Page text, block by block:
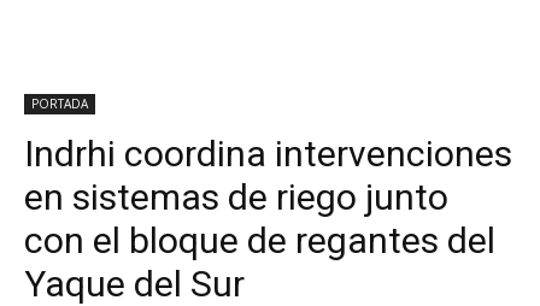
PORTADA
Indrhi coordina intervenciones
en sistemas de riego junto
con el bloque de regantes del
Yaque del Sur